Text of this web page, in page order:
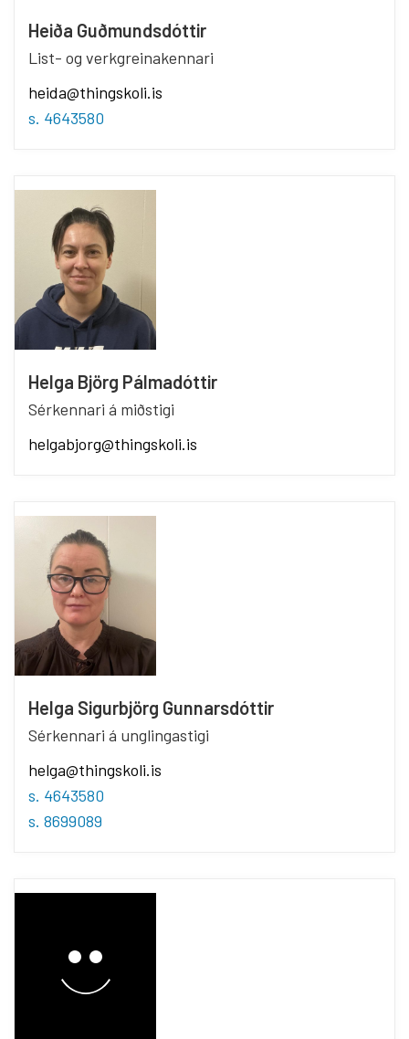
Heiða Guðmundsdóttir
List- og verkgreinakennari
heida@thingskoli.is
s. 4643580
Helga Björg Pálmadóttir
Sérkennari á miðstigi
helgabjorg@thingskoli.is
Helga Sigurbjörg Gunnarsdóttir
Sérkennari á unglingastigi
helga@thingskoli.is
s. 4643580
s. 8699089